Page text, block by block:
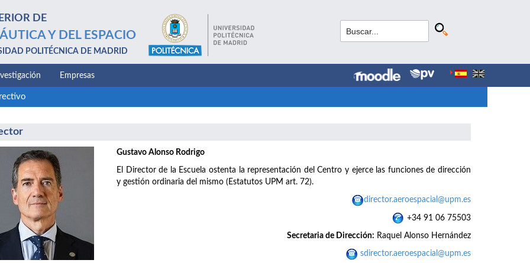
DE
Y DEL ESPACIO
POLITÉCNICA DE MADRID
Empresas
Gustavo Alonso Rodrigo
El Director de la Escuela ostenta la representación del Centro y ejerce las funciones de dirección
y gestión ordinaria del mismo (Estatutos UPM art. 72).
director.aeroespacial@upm.es
+34 91 06 75503
Secretaria de Dirección: Raquel Alonso Hernández
sdirector.aeroespacial@upm.es